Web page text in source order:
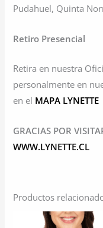
Pudahuel, Quinta
Retiro Presencial
Retira en nuestra
personalmente en
en el MAPA LYNETTE
GRACIAS POR
WWW.LYNETTE.CL
Productos